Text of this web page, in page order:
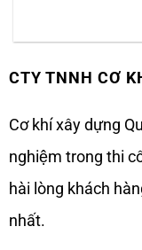
CTY TNNH CƠ
Cơ khí xây dựng
nghiệm trong thi
hài lòng khách
nhất.